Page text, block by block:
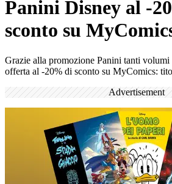
Panini Disney al -
sconto su
Grazie alla promozione Panini tanti
offerta al -20% di sconto su MyComics:
Advertisement